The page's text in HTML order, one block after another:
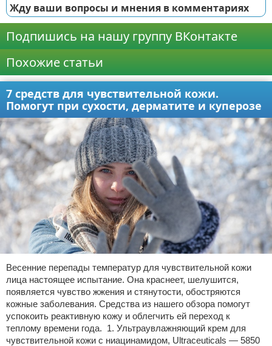
Жду ваши вопросы и мнения в комментариях
Подпишись на нашу группу ВКонтакте
Похожие статьи
7 средств для чувствительной кожи.
Помогут при сухости, дерматите и куперозе
Весенние перепады температур для чувствительной кожи
лица настоящее испытание. Она краснеет, шелушится,
появляется чувство жжения и стянутости, обостряются
кожные заболевания. Средства из нашего обзора помогут
успокоить реактивную кожу и облегчить ей переход к
теплому времени года. 1. Ультраувлажняющий крем для
чувствительной кожи с ниацинамидом, Ultraсeuticals — 5850